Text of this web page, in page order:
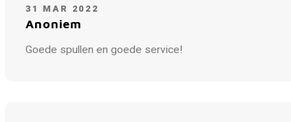
31 MAR 2022
Anoniem
Goede spullen en goede service!